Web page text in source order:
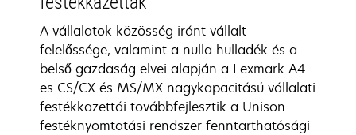
A vállalatok közösség iránt vállalt
felelőssége, valamint a nulla hulladék és a
belső gazdaság elvei alapján a Lexmark A4-
es CS/CX és MS/MX nagykapacitású vállalati
festékkazettái továbbfejlesztik a Unison
festéknyomtatási rendszer fenntarthatósági